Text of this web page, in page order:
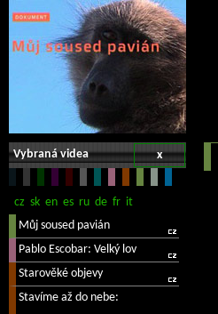
x
Vybraná videa